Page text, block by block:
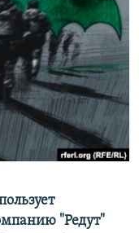
"Редут"